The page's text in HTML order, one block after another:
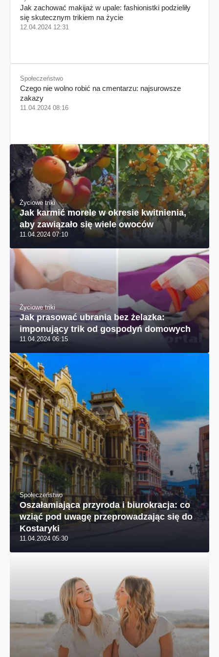
Jak zachować makijaż w upale: fashionistki podzieliły
się skutecznym trikiem na życie
12.04.2024 12:31
Społeczeństwo
Czego nie wolno robić na cmentarzu: najsurowsze
zakazy
11.04.2024 08:16
Życiowe triki
Jak karmić morele w okresie kwitnienia,
aby zawiązało się wiele owoców
11.04.2024 07:10
Życiowe triki
Jak prasować ubrania bez żelazka:
imponujący trik od gospodyń domowych
11.04.2024 06:15
Społeczeństwo
Oszałamiająca przyroda i biurokracja: co
wziąć pod uwagę przeprowadzając się do
Kostaryki
11.04.2024 05:30